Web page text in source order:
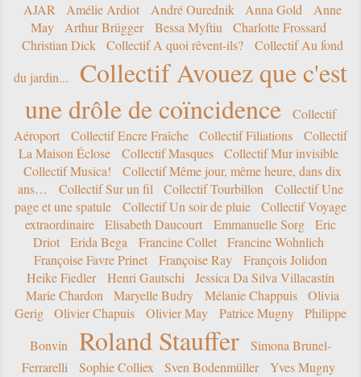
AJAR Amélie Ardiot André Ourednik Anna Gold
Anne
May
Arthur Brügger Bessa Myftiu
Charlotte Frossard
Christian Dick
Collectif A quoi rêvent-ils?
Collectif Au fond
du jardin...
Collectif Avouez que c'est
une drôle de coïncidence
Collectif
Aéroport
Collectif Encre Fraîche Collectif Filiations
Collectif
La Maison Éclose
Collectif Masques
Collectif Mur invisible
Collectif Musica!
Collectif Même jour, même heure, dans dix
ans…
Collectif Sur un fil Collectif Tourbillon
Collectif Une
page et une spatule
Collectif Un soir de pluie
Collectif Voyage
extraordinaire
Elisabeth Daucourt Emmanuelle Sorg
Eric
Driot
Erida Bega Francine Collet
Francine Wohnlich
Françoise Favre Prinet
Françoise Ray
François Jolidon
Heike Fiedler
Henri Gautschi
Jessica Da Silva Villacastín
Marie Chardon
Maryelle Budry Mélanie Chappuis
Olivia
Gerig
Olivier Chapuis Olivier May Patrice Mugny
Philippe
Bonvin
Roland Stauffer
Simona Brunel-
Ferrarelli
Sophie Colliex Sven Bodenmüller Yves Mugny